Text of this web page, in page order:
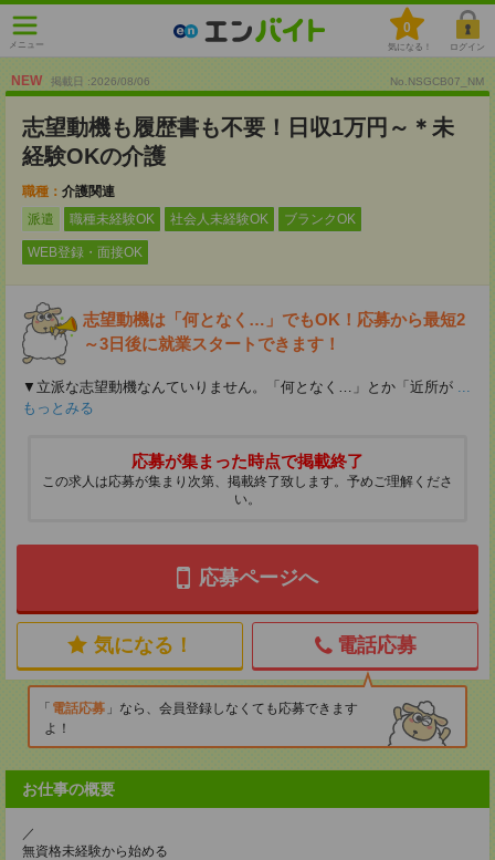
メニュー
0
気になる！ ログイン
NEW 掲載日 :2026/08/06 No.NSGCB07_NM
志望動機も履歴書も不要！日収1万円～＊未
経験OKの介護
職種： 介護関連
派遣
職種未経験OK 社会人未経験OK ブランクOK
WEB登録・面接OK
志望動機は「何となく…」でもOK！応募から最短2
～3日後に就業スタートできます！
▼立派な志望動機なんていりません。「何となく…」とか「近所が ...
もっとみる
応募が集まった時点で掲載終了
この求人は応募が集まり次第、掲載終了致します。予めご理解くださ
い。
応募ページへ
気になる！ 電話応募
電話応募
なら、会員登録しなくても応募できます
よ！
お仕事の概要
／
無資格未経験から始める